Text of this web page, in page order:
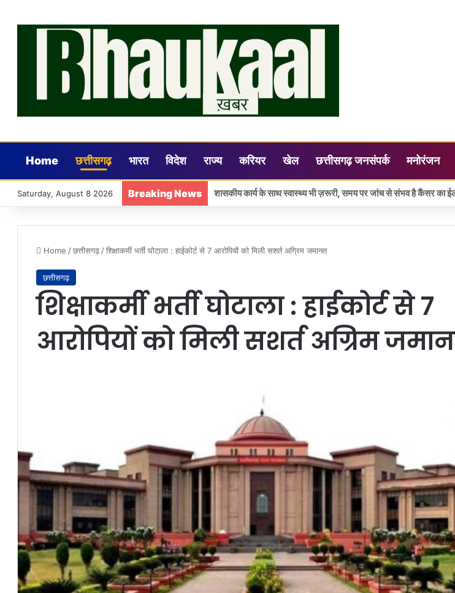
Home छत्तीसगढ़ भारत विदेश राज्य करियर खेल छत्तीसगढ़ जनसंपर्क मनोरंजन
Saturday, August 8 2026 Breaking News गांधीनगर टीटीएफ में छत्तीसगढ़ का आकर्षक पवेलियन, देशभर के पर्यटन
Home / छत्तीसगढ़ / शिक्षाकर्मी भर्ती घोटाला : हाईकोर्ट से 7 आरोपियों को मिली सशर्त अग्रिम जमानत
छत्तीसगढ़
शिक्षाकर्मी भर्ती घोटाला : हाईकोर्ट से 7
आरोपियों को मिली सशर्त अग्रिम